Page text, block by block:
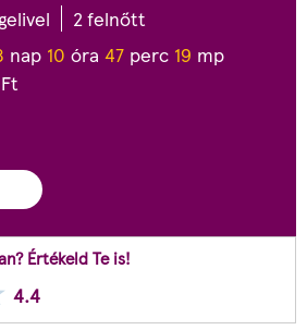
2 felnőtt
nap 10 óra 47 perc 18 mp
Ft
Értékeld Te is!
4.4